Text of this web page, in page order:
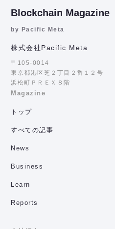
Blockchain Magazine
by Pacific Meta
株式会社Pacific Meta
〒105-0014
東京都港区芝２丁目２番１２号
浜松町ＰＲＥＸ８階
Magazine
トップ
すべての記事
News
Business
Learn
Reports